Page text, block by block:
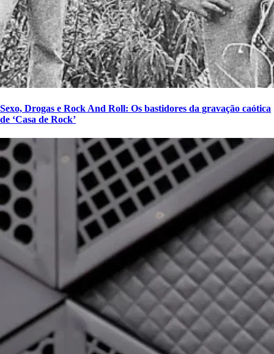
Sexo, Drogas e Rock And Roll: Os bastidores da gravação caótica
de ‘Casa de Rock’